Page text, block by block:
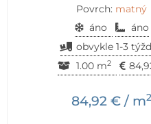
Povrch: matný
áno
áno
obvykle 1-3
1.00 m2
84,92 € / m2